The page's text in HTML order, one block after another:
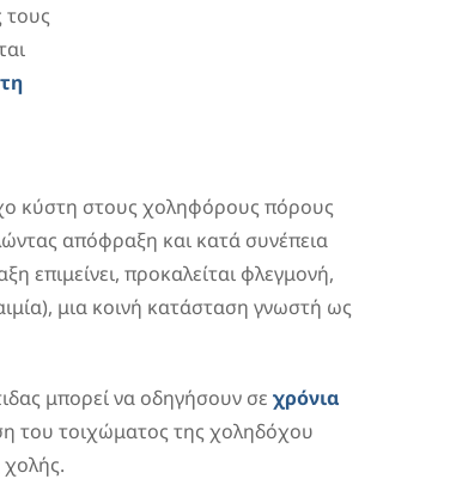
τους
κύστη στους χοληφόρους πόρους
απόφραξη και κατά συνέπεια
επιμείνει, προκαλείται φλεγμονή,
μια κοινή κατάσταση γνωστή ως
μπορεί να οδηγήσουν σε χρόνια
του τοιχώματος της χοληδόχου